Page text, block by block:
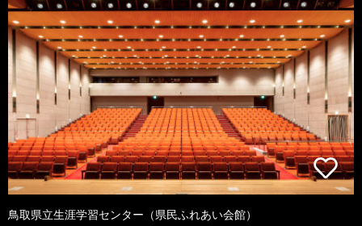
鳥取県立生涯学習センター（県民ふれあい会館）